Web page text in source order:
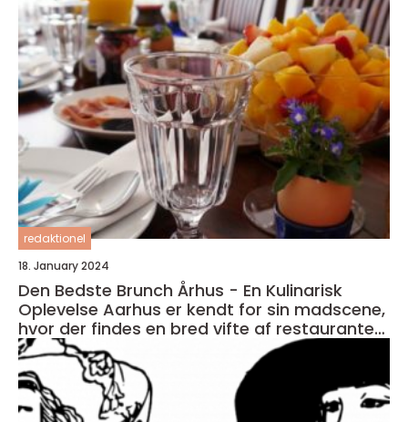
redaktionel
18. January 2024
Den Bedste Brunch Århus - En Kulinarisk
Oplevelse Aarhus er kendt for sin madscene,
hvor der findes en bred vifte af restauranter,
caféer og spisesteder